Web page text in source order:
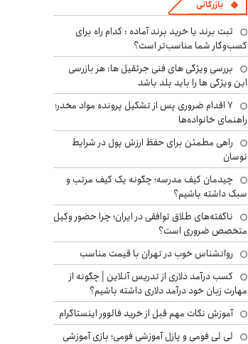
بازرگانی
ثبت برند یا خرید برند آماده : کدام راه برای
کسب‌وکار شما مناسب‌تر است؟
بررسی ویژگی های فنی جرثقیل ها: هر بازرسی
این ویژگی ها را باید بلد باشد
۷ اقدام ضروری پس از تشکیل پرونده مواد مخدر؛
راهنمای خانواده‌ها
راهی مطمئن برای حفظ ارزش پول در شرایط
نوسان
چیدمان کیف مدرسه؛ چگونه یک کیف مرتب و
سبک داشته باشیم؟
ناگفته‌های طلاق توافقی در ایران؛ چرا حضور وکیل
متخصص ضروری است؟
روانشناس خوب در تهران با قیمت مناسب
کسب درآمد دلاری از تدریس آنلاین | چگونه از
مهارت زبان خود درآمد دلاری داشته باشیم؟
آموزش نکات مهم قبل از خرید فالوور اینستاگرام
لی لی فومی و پازل آموزشی فومی؛ بازی آموزشی